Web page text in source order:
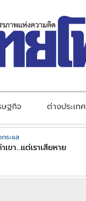
ษฐกิจ ต่างประเทศ
ระแส
เขา...แต่เราเสียหาย